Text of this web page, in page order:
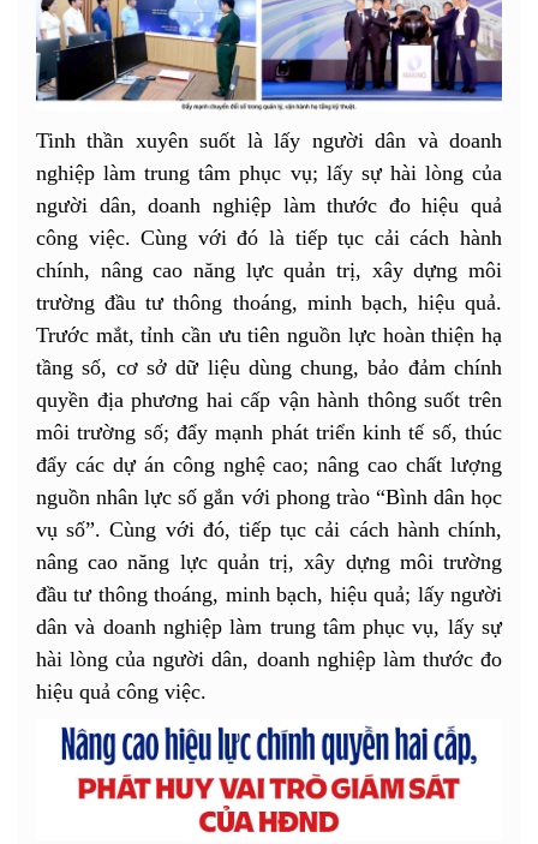
Tinh thần xuyên suốt là lấy người dân và doanh
nghiệp làm trung tâm phục vụ; lấy sự hài lòng của
người dân, doanh nghiệp làm thước đo hiệu quả
công việc. Cùng với đó là tiếp tục cải cách hành
chính, nâng cao năng lực quản trị, xây dựng môi
trường đầu tư thông thoáng, minh bạch, hiệu quả.
Trước mắt, tỉnh cần ưu tiên nguồn lực hoàn thiện hạ
tầng số, cơ sở dữ liệu dùng chung, bảo đảm chính
quyền địa phương hai cấp vận hành thông suốt trên
môi trường số; đẩy mạnh phát triển kinh tế số, thúc
đẩy các dự án công nghệ cao; nâng cao chất lượng
nguồn nhân lực số gắn với phong trào “Bình dân học
vụ số”. Cùng với đó, tiếp tục cải cách hành chính,
nâng cao năng lực quản trị, xây dựng môi trường
đầu tư thông thoáng, minh bạch, hiệu quả; lấy người
dân và doanh nghiệp làm trung tâm phục vụ, lấy sự
hài lòng của người dân, doanh nghiệp làm thước đo
hiệu quả công việc.